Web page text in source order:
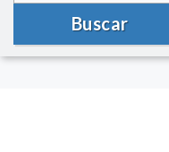
Buscar